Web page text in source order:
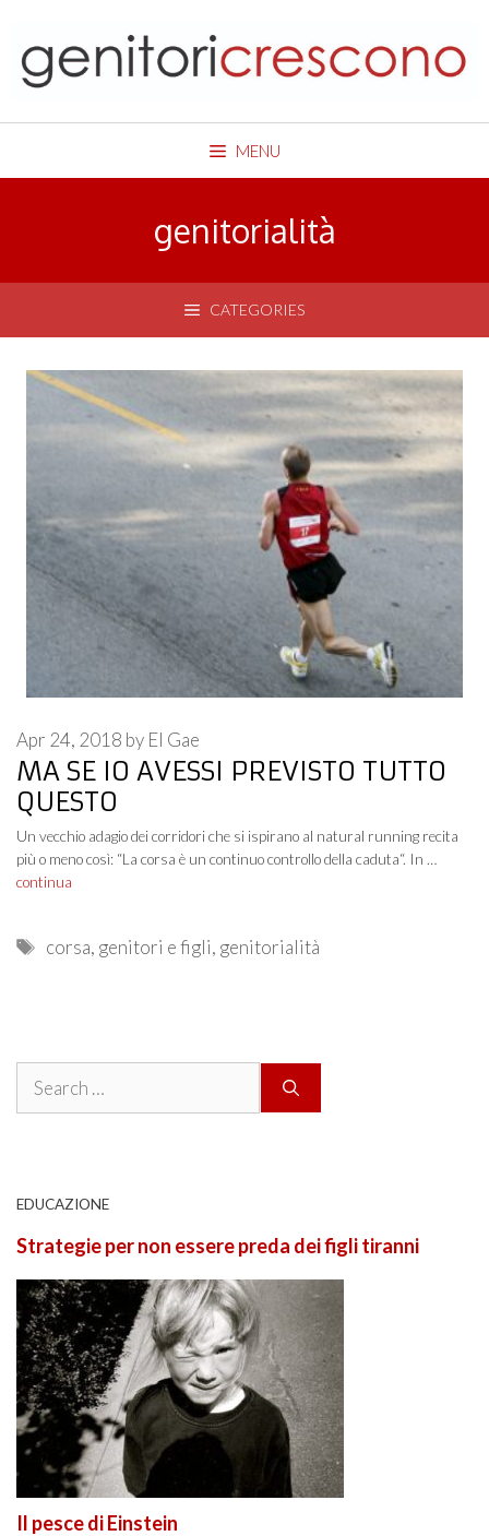
content
MENU
genitorialità
CATEGORIES
MA SE IO AVESSI PREVISTO TUTTO
QUESTO
Apr 24, 2018 by El Gae
Un vecchio adagio dei corridori che si ispirano al natural running recita
più o meno così: “La corsa è un continuo controllo della caduta“. In …
continua
Tags
corsa, genitori e figli, genitorialità
Search
EDUCAZIONE
Strategie per non essere preda dei figli tiranni
Il pesce di Einstein